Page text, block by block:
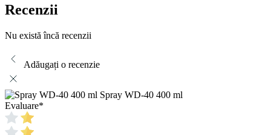
Recenzii
Nu există încă recenzii
Adăugați o recenzie
Spray WD-40 400 ml
Evaluare*